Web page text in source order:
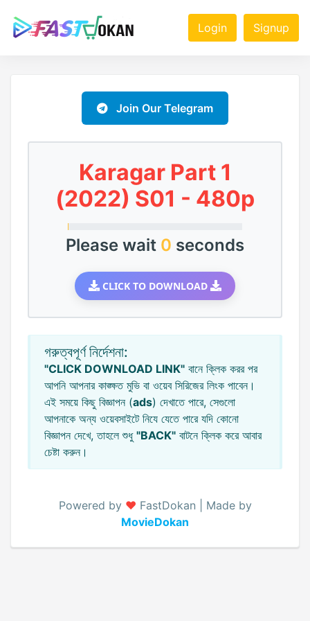
Login Signup
Join Our Telegram
Karagar Part 1
(2022) S01 - 480p
Please wait 0 seconds
CLICK TO DOWNLOAD
গরুত্বপূর্ণ নির্দেশনা:
"CLICK DOWNLOAD LINK" বানে ক্লিক করর পর
আপনি আপনার কাঙ্ক্ষত মুভি বা ওয়েব সিরিজের লিংক পাবেন।
এই সময়ে কিছু বিজ্ঞাপন (ads) দেখাতে পারে, সেগুলো
আপনাকে অন্য ওয়েবসাইটে নিযে যেতে পারে যদি কোনো
বিজ্ঞাপন দেখে, তাহলে শুধু "BACK" বাটনে ক্লিক করে আবার
চেষ্টা করুন।
Powered by ♥️ FastDokan | Made by
MovieDokan